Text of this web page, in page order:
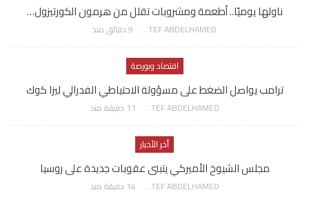
ناولها يوميًا.. أطعمة ومشروبات تقلل من هرمون الكورتيزول…
AWATEF ABDELHAMED 9 دقائق منذ
اقتصاد وبورصة
ترامب يواصل الضغط على مسؤولة الاحتياطي الفدرالي ليزا كوك
AWATEF ABDELHAMED 11 دقيقة منذ
أخر الأخبار
مجلس الشيوخ الأميركي يتبنى عقوبات جديدة على روسيا
AWATEF ABDELHAMED 14 دقيقة منذ